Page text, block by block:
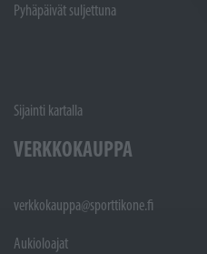
Pyhäpäivät suljettuna
Sijainti kartalla
VERKKOKAUPPA
verkkokauppa@sporttikone.fi
Aukioloajat